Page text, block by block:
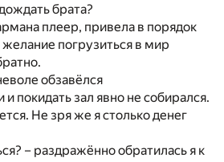
брата?
плеер, привела в порядок
погрузиться в мир
обзавёлся
покидать зал явно не собирался.
Не зря же я столько денег
– раздражённо обратилась я к